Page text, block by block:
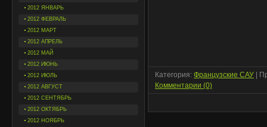
2012 ЯНВАРЬ
2012 ФЕВРАЛЬ
2012 МАРТ
2012 АПРЕЛЬ
2012 МАЙ
2012 ИЮНЬ
2012 ИЮЛЬ
2012 АВГУСТ
2012 СЕНТЯБРЬ
2012 ОКТЯБРЬ
2012 НОЯБРЬ
Категория: Французские САУ |
Комментарии (0)